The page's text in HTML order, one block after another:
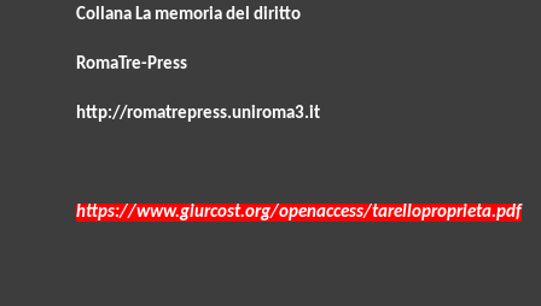
Collana La memoria del diritto
RomaTre-Press
http://romatrepress.uniroma3.it
https://www.giurcost.org/openaccess/tarelloproprieta.pdf